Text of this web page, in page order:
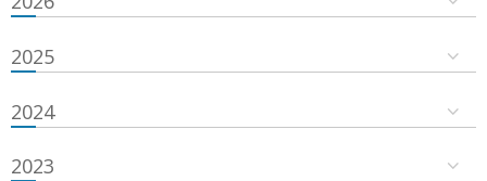
2025
2024
2023